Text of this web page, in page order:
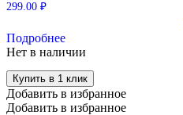
299.00 ₽
Подробнее
Нет в наличии
Купить в 1 клик
Добавить в избранное
Добавить в избранное